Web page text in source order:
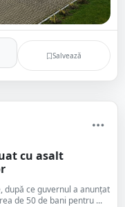
Salvează
cu asalt
după ce guvernul a anunțat
de 50 de bani pentru ...